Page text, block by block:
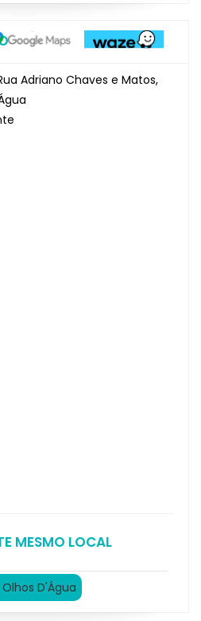
Adriano Chaves e Matos,
MESMO LOCAL
D'Água